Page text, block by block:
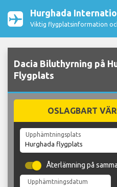
Hurghada
Viktig flygplatsinformation
Dacia Biluthyrning på
Flygplats
OSLAGBART
Upphämtningsplats
Återlämning på
Upphämtningsdatum